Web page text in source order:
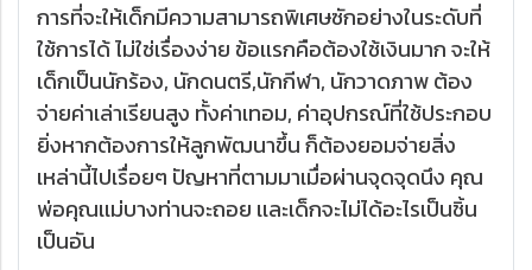
การที่จะให้เด็กมีความสามารถพิเศษซักอย่างในระดับที่
ใช้การได้ ไม่ใช่เรื่องง่าย ข้อเเรกคือต้องใช้เงินมาก จะให้
เด็กเป็นนักร้อง, นักดนตรี,นักกีฬา, นักวาดภาพ ต้อง
จ่ายค่าเล่าเรียนสูง ทั้งค่าเทอม, ค่าอุปกรณ์ที่ใช้ประกอบ
ยิ่งหากต้องการให้ลูกพัฒนาขึ้น ก็ต้องยอมจ่ายสิ่ง
เหล่านี้ไปเรื่อยๆ ปัญหาที่ตามมาเมื่อผ่านจุดจุดนึง คุณ
พ่อคุณเเม่บางท่านจะถอย เเละเด็กจะไม่ได้อะไรเป็นชิ้น
เป็นอัน